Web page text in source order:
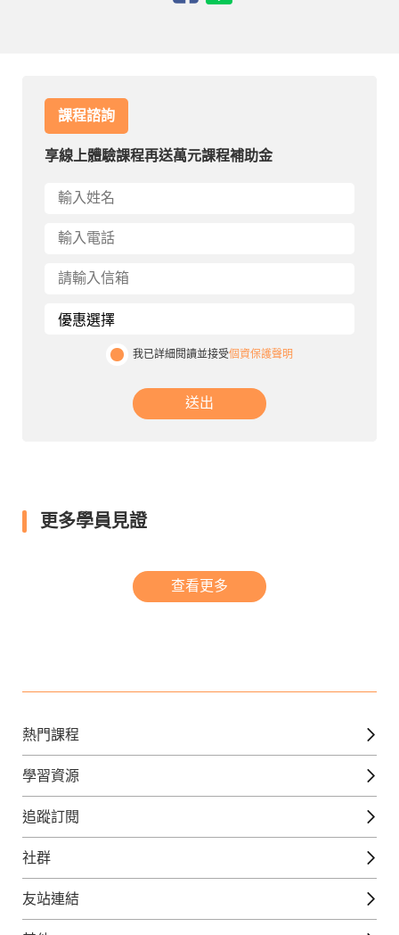
課程諮詢
享線上體驗課程再送萬元課程補助金
我已詳細閱讀並接受個資保護聲明
送出
更多學員見證
查看更多
熱門課程
英文課程
日語課程
韓語課程
法文課程
學習資源
免費線上檢定
外語補給站
美日語數位學院
追蹤訂閱
Gjun-就醬學外語
官方Youtube
社群
英語觀光城
日語觀光城
友站連結